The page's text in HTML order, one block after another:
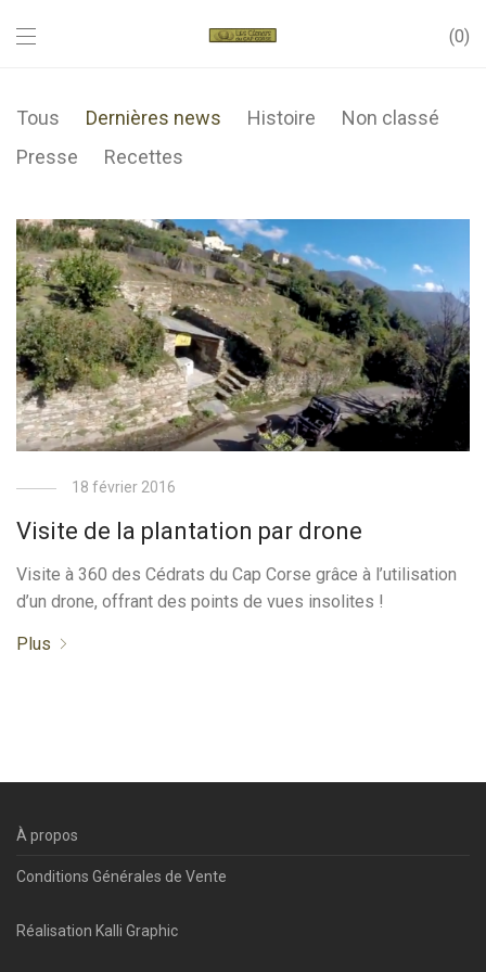
0
Tous Dernières news Histoire
Non classé
Presse
Recettes
18 février 2016
Visite de la plantation par drone
Visite à 360 des Cédrats du Cap Corse grâce à l’utilisation
d’un drone, offrant des points de vues insolites !
Plus
À propos
Conditions Générales de Vente
Réalisation Kalli Graphic